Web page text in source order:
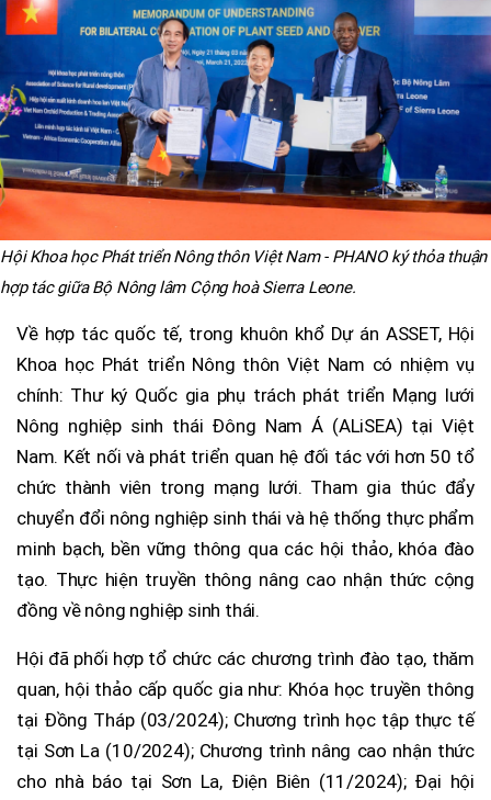
Hội Khoa học Phát triển Nông thôn Việt Nam - PHANO ký thỏa thuận
hợp tác giữa Bộ Nông lâm Cộng hoà Sierra Leone.
Về hợp tác quốc tế, trong khuôn khổ Dự án ASSET, Hội
Khoa học Phát triển Nông thôn Việt Nam có nhiệm vụ
chính: Thư ký Quốc gia phụ trách phát triển Mạng lưới
Nông nghiệp sinh thái Đông Nam Á (ALiSEA) tại Việt
Nam. Kết nối và phát triển quan hệ đối tác với hơn 50 tổ
chức thành viên trong mạng lưới. Tham gia thúc đẩy
chuyển đổi nông nghiệp sinh thái và hệ thống thực phẩm
minh bạch, bền vững thông qua các hội thảo, khóa đào
tạo. Thực hiện truyền thông nâng cao nhận thức cộng
đồng về nông nghiệp sinh thái.
Hội đã phối hợp tổ chức các chương trình đào tạo, thăm
quan, hội thảo cấp quốc gia như: Khóa học truyền thông
tại Đồng Tháp (03/2024); Chương trình học tập thực tế
tại Sơn La (10/2024); Chương trình nâng cao nhận thức
cho nhà báo tại Sơn La, Điện Biên (11/2024); Đại hội